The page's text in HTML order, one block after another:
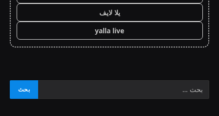
يلا لايف
yalla live